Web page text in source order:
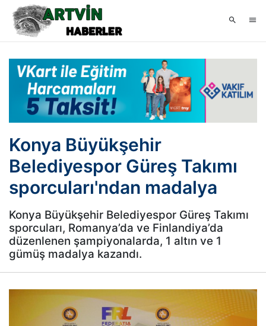
Konya Büyükşehir
Belediyespor Güreş Takımı
sporcuları'ndan madalya
Konya Büyükşehir Belediyespor Güreş Takımı
sporcuları, Romanya’da ve Finlandiya’da
düzenlenen şampiyonalarda, 1 altın ve 1
gümüş madalya kazandı.